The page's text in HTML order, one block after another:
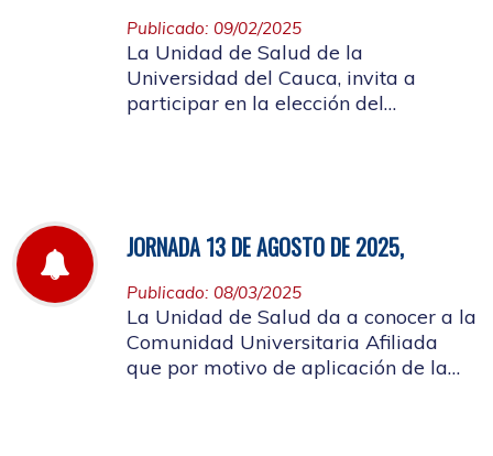
Publicado: 09/02/2025
La Unidad de Salud de la
Universidad del Cauca, invita a
participar en la elección del
JORNADA 13 DE AGOSTO DE 2025,
Publicado: 08/03/2025
La Unidad de Salud da a conocer a la
Comunidad Universitaria Afiliada
que por motivo de aplicación de la